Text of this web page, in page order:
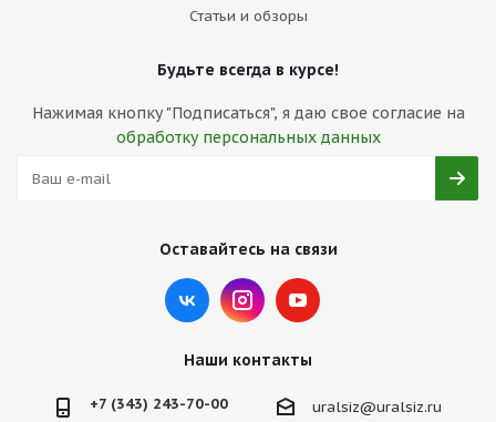
Статьи и обзоры
Будьте всегда в курсе!
Нажимая кнопку "Подписаться", я даю свое согласие на
обработку персональных данных
Оставайтесь на связи
Наши контакты
+7 (343) 243-70-00 uralsiz@uralsiz.ru